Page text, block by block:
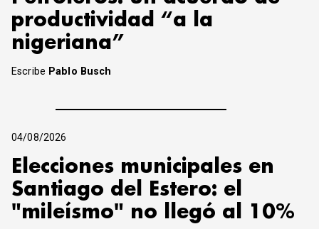
productividad “a la
nigeriana”
Escribe Pablo Busch
04/08/2026
Elecciones municipales en
Santiago del Estero: el
"mileísmo" no llegó al 10%